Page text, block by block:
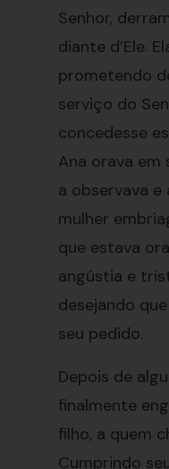
Senhor,
diante d’Ele.
prometendo
serviço do
concedesse
Ana orava em
a observava
mulher
que estava
angústia e
desejando
seu pedido.
Depois de
finalmente
filho, a quem
Cumprindo